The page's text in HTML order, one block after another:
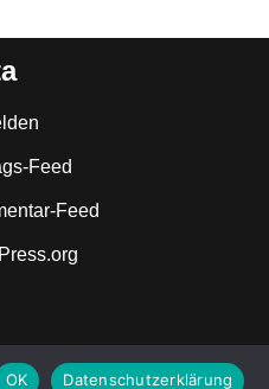
Feed
Feed
OK Datenschutzerklärung